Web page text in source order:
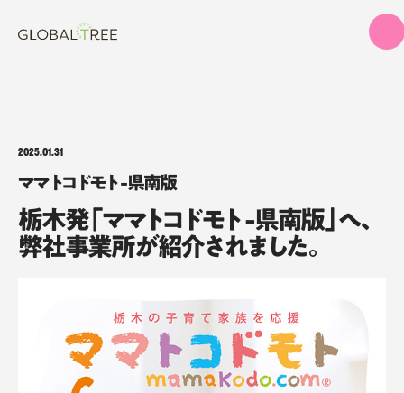
2025.01.31
ママトコドモト -県南版
栃木発「ママトコドモト -県南版」へ、
弊社事業所が紹介されました。